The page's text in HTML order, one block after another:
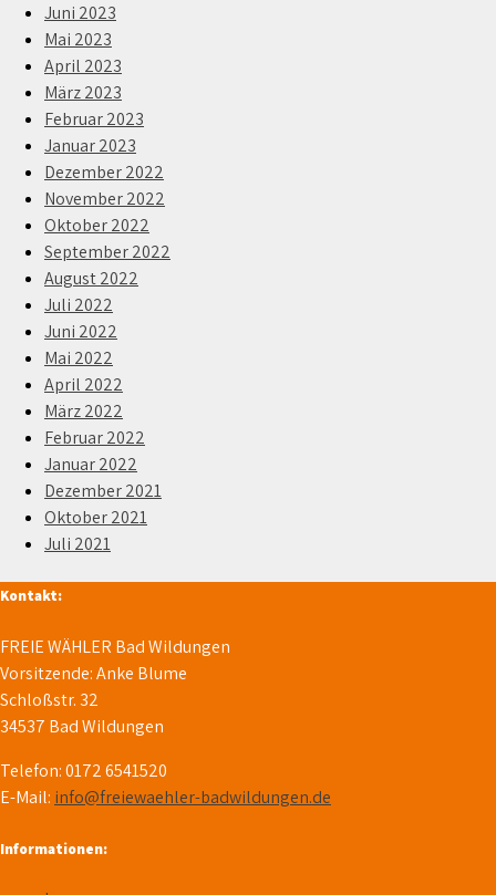
Juni 2023
Mai 2023
April 2023
März 2023
Februar 2023
Januar 2023
Dezember 2022
November 2022
Oktober 2022
September 2022
August 2022
Juli 2022
Juni 2022
Mai 2022
April 2022
März 2022
Februar 2022
Januar 2022
Dezember 2021
Oktober 2021
Juli 2021
Kontakt:
FREIE WÄHLER Bad Wildungen
Vorsitzende: Anke Blume
Schloßstr. 32
34537 Bad Wildungen
Telefon: 0172 6541520
E-Mail: info@freiewaehler-badwildungen.de
Informationen: